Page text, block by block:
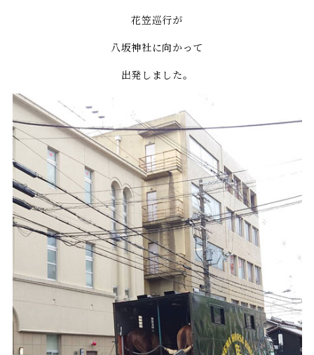
花笠巡行が
八坂神社に向かって
出発しました。